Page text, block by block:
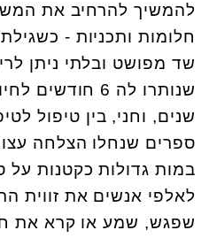
להמשיך להרחיב את
חלומות ותכניות -
שד מפושט ובלתי ניתן
שנים, וחני, בין טיפול
ספרים שנחלו הצלחה
במות גדולות כקטנות על
לאלפי אנשים את זווית
שפגש, שמע או קרא את